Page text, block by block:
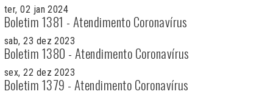
ter, 02 jan 2024
Boletim 1381 - Atendimento Coronavírus
sab, 23 dez 2023
Boletim 1380 - Atendimento Coronavírus
sex, 22 dez 2023
Boletim 1379 - Atendimento Coronavírus